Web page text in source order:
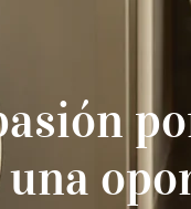
una